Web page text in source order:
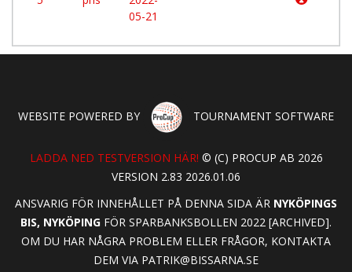
05-21
WEBSITE POWERED BY TOURNAMENT SOFTWARE
LADDA NED TESTVERSION HÄR! © (C) PROCUP AB 2026
VERSION 2.83 2026.01.06
ANSVARIG FÖR INNEHÅLLET PÅ DENNA SIDA ÄR NYKÖPINGS
BIS, NYKÖPING FÖR SPARBANKSBOLLEN 2022 [ARCHIVED].
OM DU HAR NÅGRA PROBLEM ELLER FRÅGOR, KONTAKTA
DEM VIA PATRIK@BISSARNA.SE